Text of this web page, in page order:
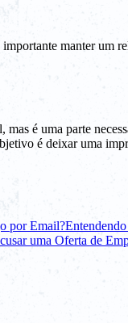
manter um
é uma parte
é deixar uma
por Email?
uma Oferta de